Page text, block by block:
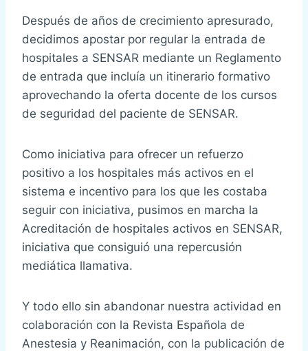
Después de años de crecimiento apresurado,
decidimos apostar por regular la entrada de
hospitales a SENSAR mediante un Reglamento
de entrada que incluía un itinerario formativo
aprovechando la oferta docente de los cursos
de seguridad del paciente de SENSAR.
Como iniciativa para ofrecer un refuerzo
positivo a los hospitales más activos en el
sistema e incentivo para los que les costaba
seguir con iniciativa, pusimos en marcha la
Acreditación de hospitales activos en SENSAR,
iniciativa que consiguió una repercusión
mediática llamativa.
Y todo ello sin abandonar nuestra actividad en
colaboración con la Revista Española de
Anestesia y Reanimación, con la publicación de